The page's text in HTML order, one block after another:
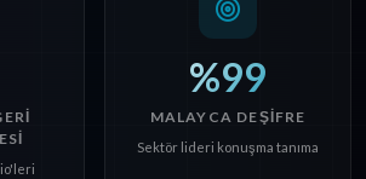
%99
MALAYCA DEŞIFRE
Sektör lideri konuşma tanıma